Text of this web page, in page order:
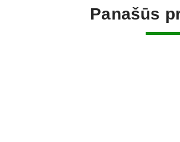
Panašūs